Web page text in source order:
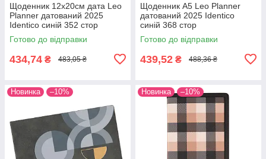
Щоденник 12х20cм дата Leo
Planner датований 2025
Identico синій 352 стор
Готово до відправки
434,74 ₴ 483,05 ₴
Щоденник А5 Leo Planner
датований 2025 Identico
синій 368 стор
Готово до відправки
439,52 ₴ 488,36 ₴
Новинка –10% Новинка –10%